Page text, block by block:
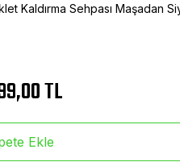
Kaldırma Sehpası Maşadan
TL
Ekle